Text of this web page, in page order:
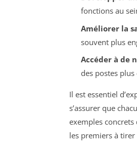
fonctions au
Améliorer la
souvent plus
Accéder à de
des postes
Il est essentiel
s’assurer que
exemples
les premiers à